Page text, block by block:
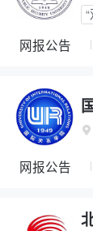
网报公告

网报公告